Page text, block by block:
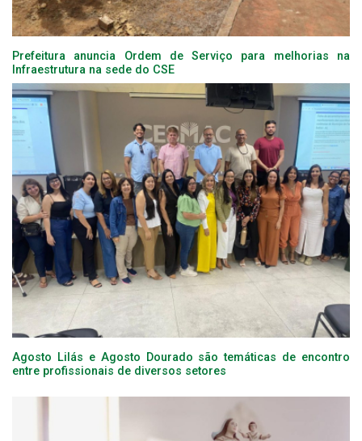
Prefeitura anuncia Ordem de Serviço para melhorias na
Infraestrutura na sede do CSE
Agosto Lilás e Agosto Dourado são temáticas de encontro
entre profissionais de diversos setores